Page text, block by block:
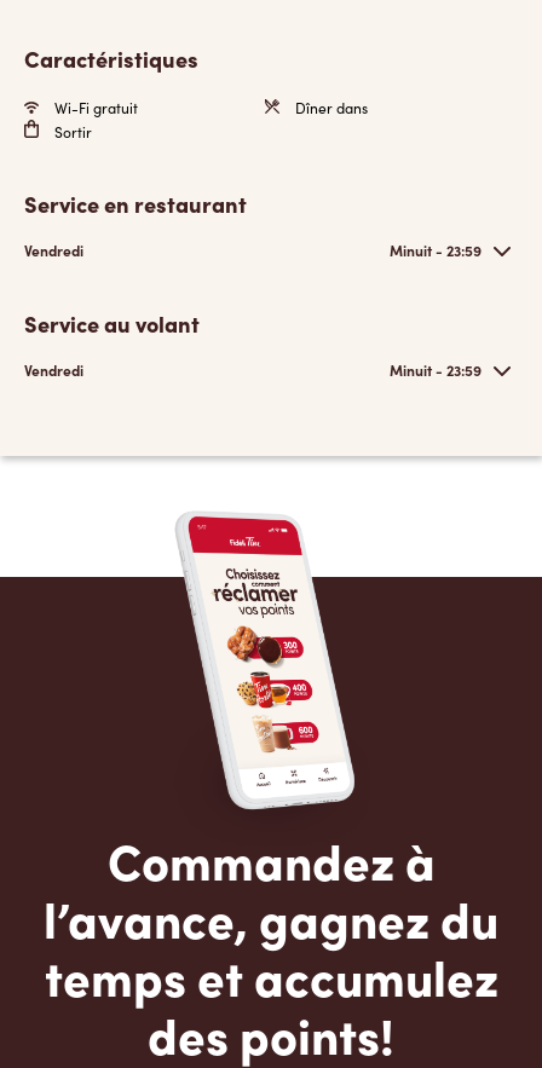
Caractéristiques
Wi-Fi gratuit
Dîner dans
Sortir
Service en restaurant
Vendredi Minuit - 23:59
Service au volant
Vendredi Minuit - 23:59
Commandez à
l’avance, gagnez du
temps et accumulez
des points!